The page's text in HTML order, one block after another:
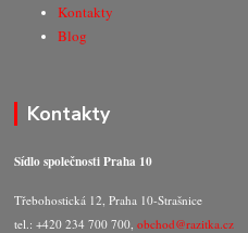
Kontakty
Blog
Kontakty
Sídlo společnosti Praha 10
Třebohostická 12, Praha 10-Strašnice
tel.: +420 234 700 700,obchod@razitka.cz